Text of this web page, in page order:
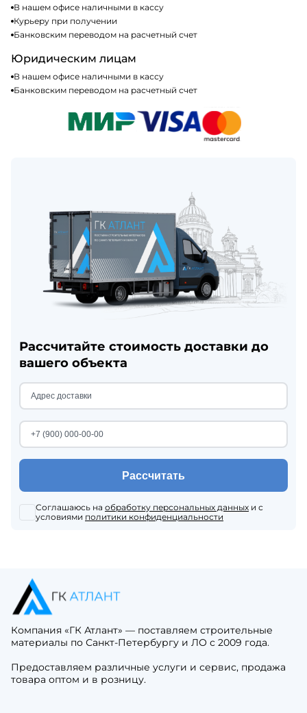
В нашем офисе наличными в кассу
Курьеру при получении
Банковским переводом на расчетный счет
Юридическим лицам
В нашем офисе наличными в кассу
Банковским переводом на расчетный счет
Рассчитайте стоимость доставки до
вашего объекта
Рассчитать
Соглашаюсь на обработку персональных данных и с
условиями политики конфиденциальности
Компания «ГК Атлант» — поставляем строительные
материалы по Санкт-Петербургу и ЛО с 2009 года.
Предоставляем различные услуги и сервис, продажа
товара оптом и в розницу.